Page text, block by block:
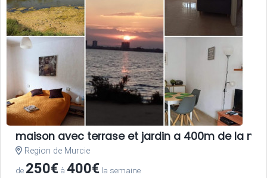
maison avec terrase et jardin a 400m de la mer
Region de Murcie
de 250€ à 400€ la semaine